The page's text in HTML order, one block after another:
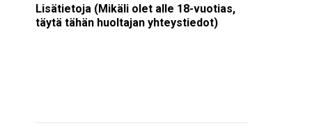
Lisätietoja (Mikäli olet alle 18-vuotias,
täytä tähän huoltajan yhteystiedot)